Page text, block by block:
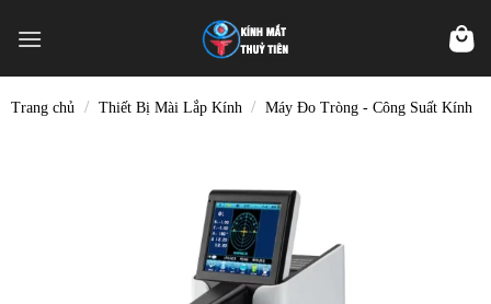
Trang chủ / Thiết Bị Mài Lắp Kính / Máy Đo Tròng - Công Suất Kính